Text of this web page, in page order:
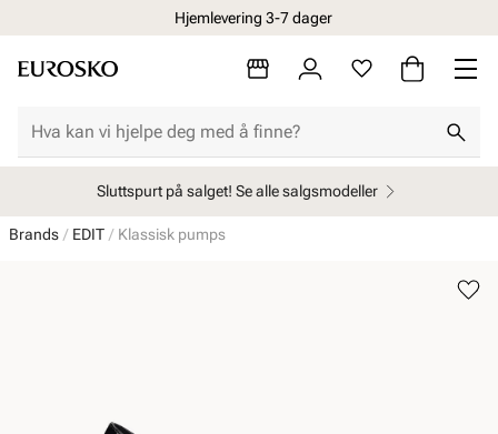
Hjemlevering 3-7 dager
Sluttspurt på salget! Se alle salgsmodeller
Brands EDIT Klassisk pumps